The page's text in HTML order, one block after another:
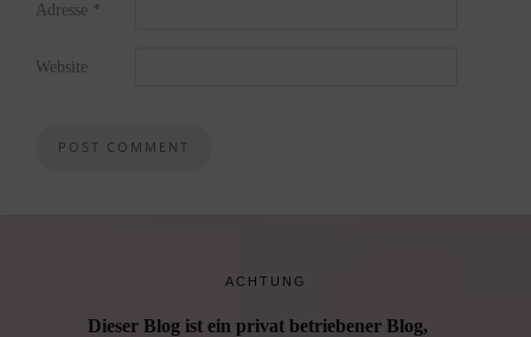
Adresse *
Website
ACHTUNG
Dieser Blog ist ein privat betriebener Blog,